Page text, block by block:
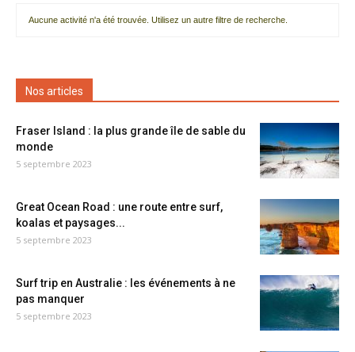
Aucune activité n'a été trouvée. Utilisez un autre filtre de recherche.
Nos articles
Fraser Island : la plus grande île de sable du
monde
5 septembre 2023
Great Ocean Road : une route entre surf,
koalas et paysages...
5 septembre 2023
Surf trip en Australie : les événements à ne
pas manquer
5 septembre 2023